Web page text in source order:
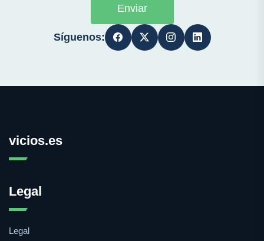
Enviar
Síguenos:
vicios.es
Legal
Legal